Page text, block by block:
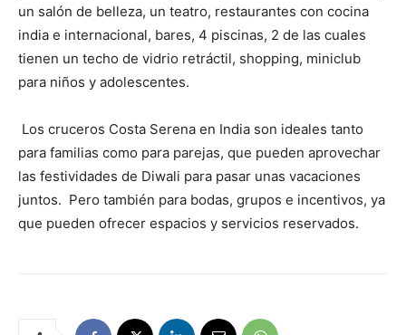
un salón de belleza, un teatro, restaurantes con cocina
india e internacional, bares, 4 piscinas, 2 de las cuales
tienen un techo de vidrio retráctil, shopping, miniclub
para niños y adolescentes.
Los cruceros Costa Serena en India son ideales tanto
para familias como para parejas, que pueden aprovechar
las festividades de Diwali para pasar unas vacaciones
juntos. Pero también para bodas, grupos e incentivos, ya
que pueden ofrecer espacios y servicios reservados.